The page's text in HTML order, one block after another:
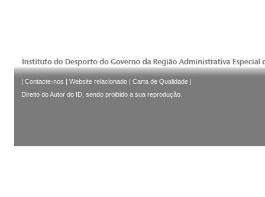
| Contacte-nos | Website relacionado | Carta de Qualidade |
Direito do Autor do ID, sendo proibido a sua reprodução.